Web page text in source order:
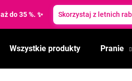
do 35 %. ✨ Skorzystaj z letnich
Wszystkie produkty Pranie